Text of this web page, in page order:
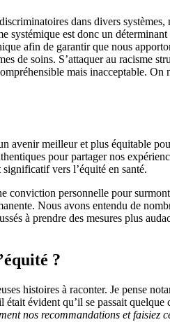
dans divers systèmes,
systémique est donc un
afin de garantir que nous
de soins. S’attaquer au racisme
mais inacceptable. On
avenir meilleur et plus équitable
pour partager nos
vers l’équité en santé.
conviction personnelle pour
Nous avons entendu de
à prendre des mesures plus
?
histoires à raconter. Je pense
évident qu’il se passait quelque
nos recommandations et faisiez